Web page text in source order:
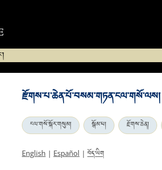
ངལ་གསོ་སྐོར་གསུམ། སྒོམ་པ། རྫོགས་ཆེན།
English | Español | བོད་ཡིག